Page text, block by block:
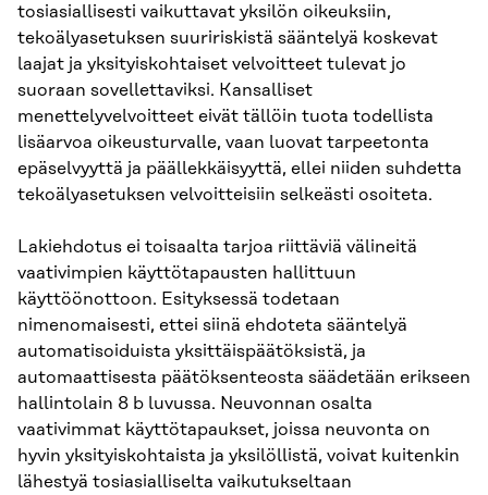
tosiasiallisesti vaikuttavat yksilön oikeuksiin,
tekoälyasetuksen suuririskistä sääntelyä koskevat
laajat ja yksityiskohtaiset velvoitteet tulevat jo
suoraan sovellettaviksi. Kansalliset
menettelyvelvoitteet eivät tällöin tuota todellista
lisäarvoa oikeusturvalle, vaan luovat tarpeetonta
epäselvyyttä ja päällekkäisyyttä, ellei niiden suhdetta
tekoälyasetuksen velvoitteisiin selkeästi osoiteta.
Lakiehdotus ei toisaalta tarjoa riittäviä välineitä
vaativimpien käyttötapausten hallittuun
käyttöönottoon. Esityksessä todetaan
nimenomaisesti, ettei siinä ehdoteta sääntelyä
automatisoiduista yksittäispäätöksistä, ja
automaattisesta päätöksenteosta säädetään erikseen
hallintolain 8 b luvussa. Neuvonnan osalta
vaativimmat käyttötapaukset, joissa neuvonta on
hyvin yksityiskohtaista ja yksilöllistä, voivat kuitenkin
lähestyä tosiasialliselta vaikutukseltaan